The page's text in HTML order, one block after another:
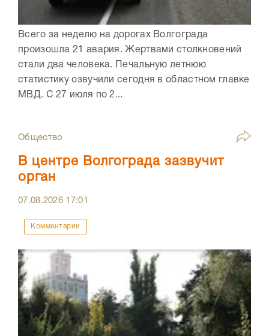
Всего за неделю на дорогах Волгограда
произошла 21 авария. Жертвами столкновений
стали два человека. Печальную летнюю
статистику озвучили сегодня в областном главке
МВД. С 27 июля по 2...
Общество
В центре Волгограда зазвучит
орган
07.08.2026 17:01
Комментарии